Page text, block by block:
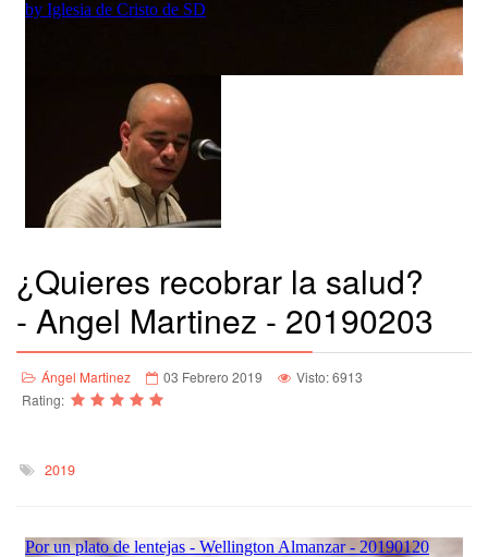
¿Quieres recobrar la salud?
- Angel Martinez - 20190203
Ángel Martinez 03 Febrero 2019
Visto: 6913
Rating:
2019